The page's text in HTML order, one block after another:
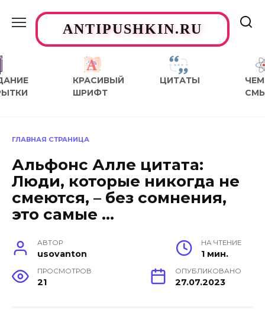
содержаниюANTIPUSHKIN.RU
КРАСИВЫЙ
ШРИФТ
ЦИТАТЫ
ЧЕМ
ГЛАВНАЯ СТРАНИЦА
Альфонс Алле цитата:
Люди, которые никогда не
смеются, – без сомнения,
это самые …
АВТОР
usovanton
НА ЧТЕНИЕ
1 мин.
ПРОСМОТРОВ
21
ОПУБЛИКОВАНО
27.07.2023